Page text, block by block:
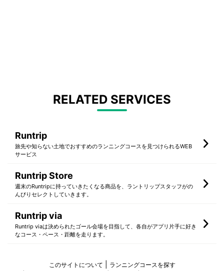
RELATED SERVICES
Runtrip
旅先や知らない土地でおすすめのランニングコースを見つけられるWEB
サービス
Runtrip Store
週末のRuntripに持っていきたくなる商品を、ラントリップスタッフがの
んびりセレクトしていきます。
Runtrip via
Runtrip viaは決められたゴール会場を目指して、各自がアプリ片手に好き
なコース・ペース・距離を走ります。
このサイトについて ランニングコースを探す